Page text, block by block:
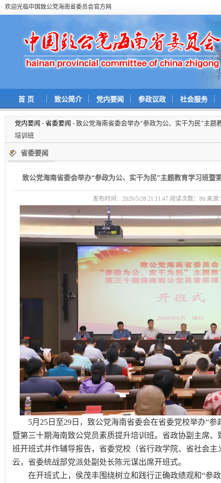
欢迎光临中国致公党海南省委员会官方网
首 页 致公简介 党内要闻 参政议政 社会服务
党内要闻 - 省委要闻 - 致公党海南省委会举办“参政为公、实干为民”主
培训班
省委要闻
致公党海南省委会举办“参政为公、实干为民”主题教育学习班暨
发布时间：2026/5/28 21:11:47 阅读次数： 86 来源
5月25日至29日，致公党海南省委会在省委党校举办“参
暨第三十期海南致公党员素质提升培训班。省政协副主席
班开班式并作辅导报告，省委党校（省行政学院、省社会
云，省委统战部党派处副处长陈元谋出席开班式。
在开班式上，侯茂丰围绕树立和践行正确政绩观和“参政